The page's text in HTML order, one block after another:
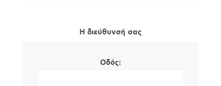
Η διεύθυνσή σας
Οδός: